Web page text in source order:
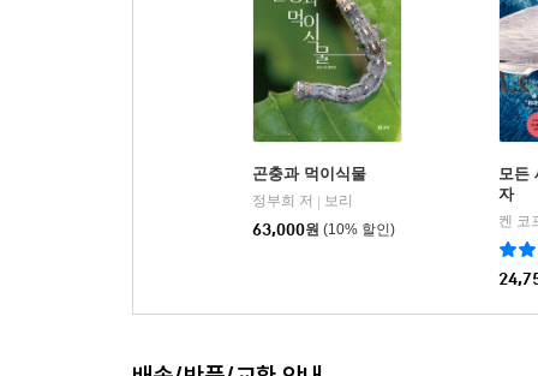
곤충과 먹이식물
정부희 저
보리
63,000원 (10% 할인)
모든
자
켄 코